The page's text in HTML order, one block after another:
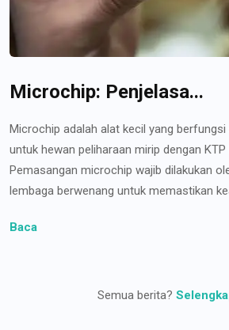
Microchip: Penjelasa...
Microchip adalah alat kecil yang
untuk hewan peliharaan mirip dengan
Pemasangan microchip wajib dilakukan
lembaga berwenang untuk memastikan
Baca
Semua berita?